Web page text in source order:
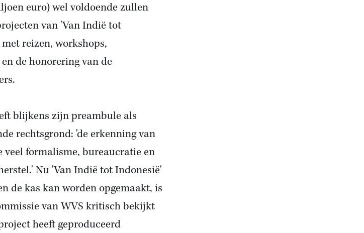
euro) wel voldoende zullen
van 'Van Indië tot
reizen, workshops,
de honorering van de
blijkens zijn preambule als
rechtsgrond: 'de erkenning van
veel formalisme, bureaucratie en
Nu 'Van Indië tot Indonesië'
de kas kan worden opgemaakt, is
van WVS kritisch bekijkt
heeft geproduceerd